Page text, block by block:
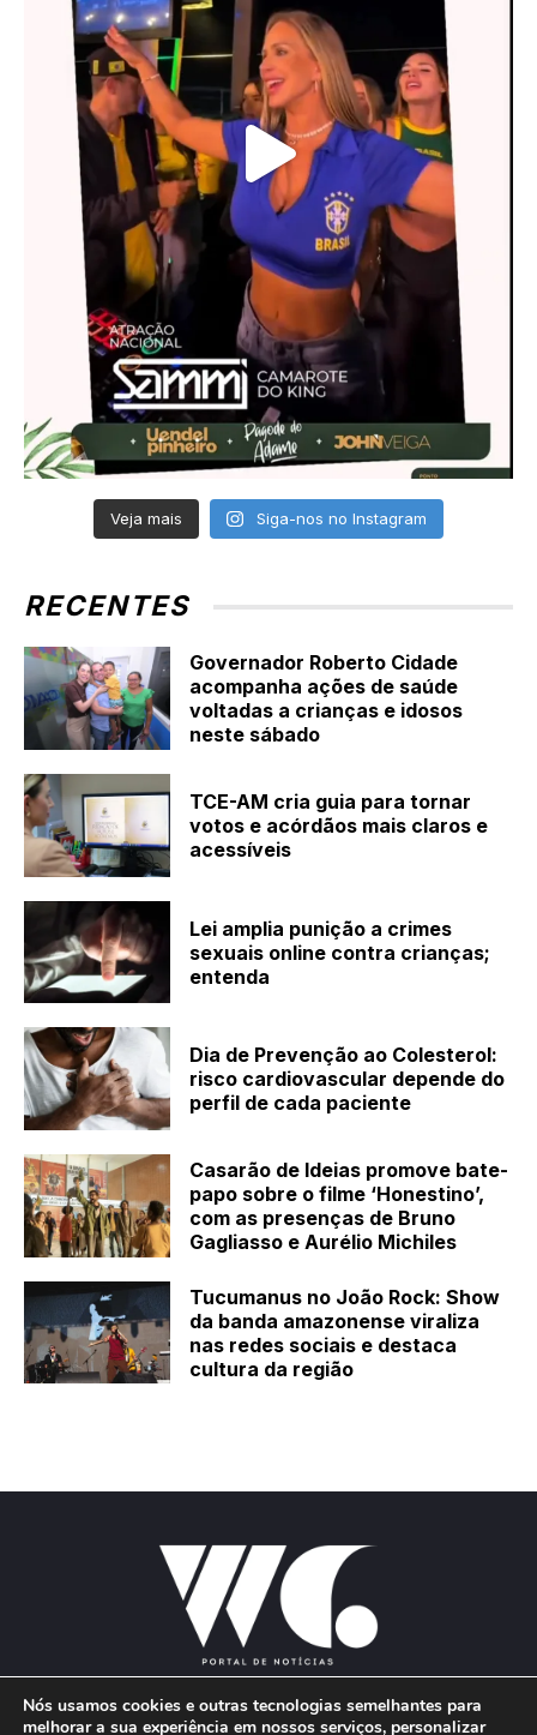
Veja mais Siga-nos no Instagram
RECENTES
Governador Roberto Cidade
acompanha ações de saúde
voltadas a crianças e idosos
neste sábado
TCE-AM cria guia para tornar
votos e acórdãos mais claros e
acessíveis
Lei amplia punição a crimes
sexuais online contra crianças;
entenda
Dia de Prevenção ao Colesterol:
risco cardiovascular depende do
perfil de cada paciente
Casarão de Ideias promove bate-
papo sobre o filme ‘Honestino’,
com as presenças de Bruno
Gagliasso e Aurélio Michiles
Tucumanus no João Rock: Show
da banda amazonense viraliza
nas redes sociais e destaca
cultura da região
Nós usamos cookies e outras tecnologias semelhantes para
melhorar a sua experiência em nossos serviços, personalizar